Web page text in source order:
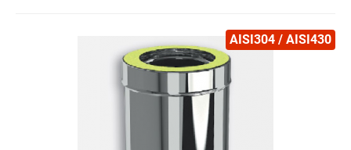
AISI304 / AISI430